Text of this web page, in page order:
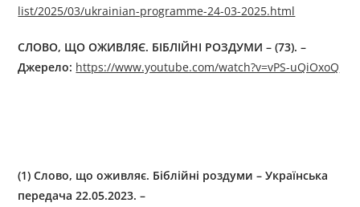
list/2025/03/ukrainian-programme-24-03-2025.html
СЛОВО, ЩО ОЖИВЛЯЄ. БІБЛІЙНІ РОЗДУМИ – (73). –
Джерелo: https://www.youtube.com/watch?v=vPS-uQiOxoQ
(1) Слово, що оживляє. Біблійні роздуми–Українська
передача22.05.2023. –